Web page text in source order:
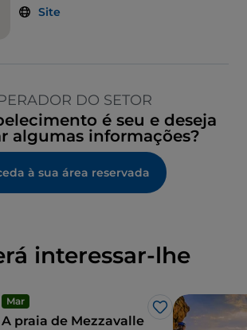
Site
DO SETOR
é seu e deseja
algumas informações?
à sua área reservada
interessar-lhe
Mar
Gosto
A praia de Mezzavalle